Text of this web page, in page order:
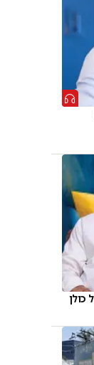
כולן